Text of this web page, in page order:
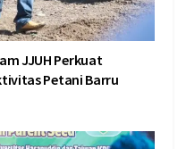
JJUH Perkuat
Petani Barru